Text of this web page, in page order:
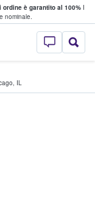
ordine è garantito al 100%I
nominale.
- Dove
, IL